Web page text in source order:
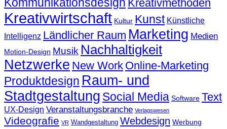
Kreativmethoden
Kreativwirtschaft Kultur Kunst Künstliche
Intelligenz Ländlicher Raum Marketing Medien
Motion-Design Musik Nachhaltigkeit
Netzwerke New Work Online-Marketing
Produktdesign Raum- und
Stadtgestaltung Social Media Software Text
UX-Design Veranstaltungsbranche Verlagswesen
Videografie VR Wandgestaltung Webdesign Werbung